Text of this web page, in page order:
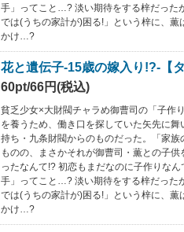
手」ってこと…? 淡い期待をする梓だった
では(うちの家計が)困る!」という梓に、
かけ…?
花と遺伝子-15歳の嫁入り!?-【
60pt/66円(税込)
貧乏少女×大財閥チャラめ御曹司の「子作
を養うため、働き口を探していた矢先に
持ち・九条財閥からのものだった。「家
ものの、まさかそれが御曹司・薫との子
ったなんて!? 初恋もまだなのに子作りな
手」ってこと…? 淡い期待をする梓だった
では(うちの家計が)困る!」という梓に、
かけ…?